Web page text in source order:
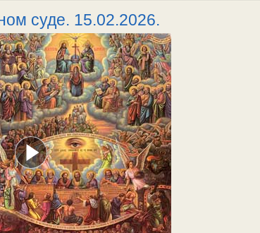
15.02.2026.
суде. 15.02.2026.